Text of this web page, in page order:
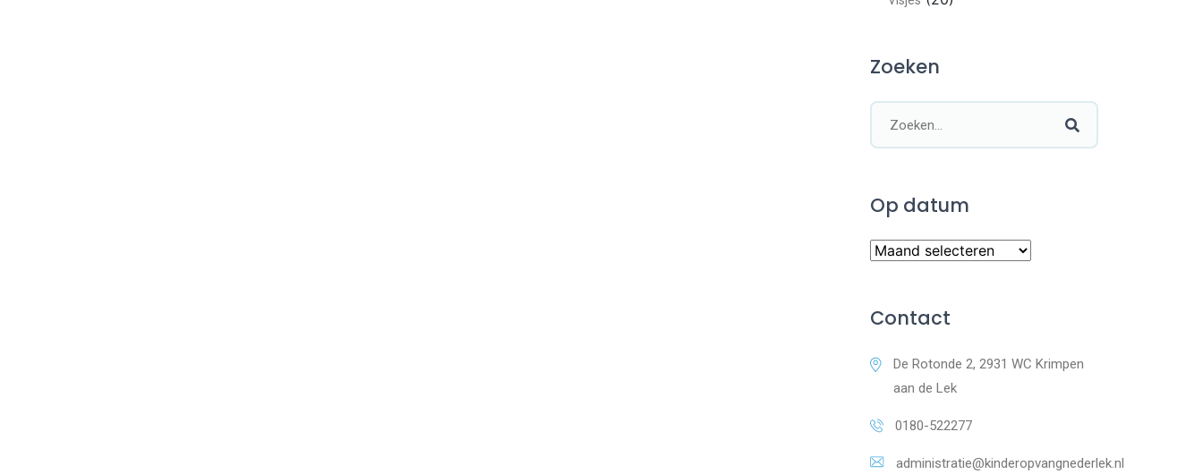
Zoeken
Op datum
Op
Contact
De Rotonde 2, 2931 WC Krimpen
aan de Lek
0180-522277
administratie@kinderopvangnederlek.nl